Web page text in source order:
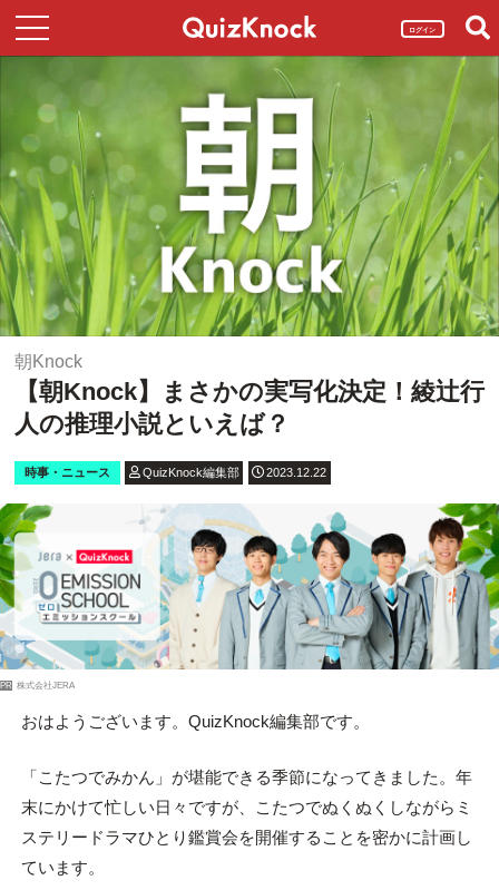
ログイン
朝Knock
【朝Knock】まさかの実写化決定！綾辻行
人の推理小説といえば？
時事・ニュース QuizKnock編集部 2023.12.22
PR 株式会社JERA
おはようございます。QuizKnock編集部です。
「こたつでみかん」が堪能できる季節になってきました。年
末にかけて忙しい日々ですが、こたつでぬくぬくしながらミ
ステリードラマひとり鑑賞会を開催することを密かに計画し
ています。